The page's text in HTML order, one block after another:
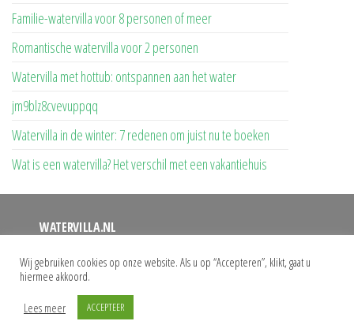
Familie-watervilla voor 8 personen of meer
Romantische watervilla voor 2 personen
Watervilla met hottub: ontspannen aan het water
jm9blz8cvevuppqq
Watervilla in de winter: 7 redenen om juist nu te boeken
Wat is een watervilla? Het verschil met een vakantiehuis
WATERVILLA.NL
Op deze website vindt u een overzicht van alle watervilla’s
waar u uw vakantie kunt doorbrengen. Bij ons vindt u het
grootste aanbod watervilla’s met eigen aanlegsteiger.
Wij gebruiken cookies op onze website. Als u op “Accepteren”, klikt, gaat u
hiermee akkoord.
Lees meer
ACCEPTEER